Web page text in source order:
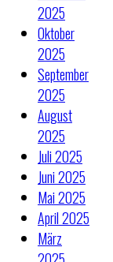
2025
Oktober
2025
September
2025
August
2025
Juli 2025
Juni 2025
Mai 2025
April 2025
März